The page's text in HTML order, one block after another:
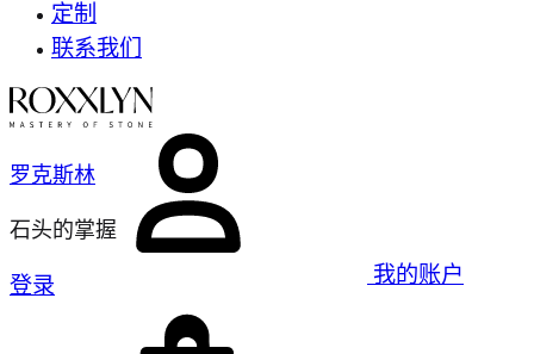
定制
联系我们
罗克斯林
石头的掌握
登录 我的账户